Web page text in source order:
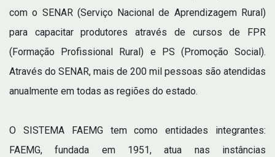
com o SENAR (Serviço Nacional de Aprendizagem Rural)
para capacitar produtores através de cursos de FPR
(Formação Profissional Rural) e PS (Promoção Social).
Através do SENAR, mais de 200 mil pessoas são atendidas
anualmente em todas as regiões do estado.
O SISTEMA FAEMG tem como entidades integrantes:
FAEMG, fundada em 1951, atua nas instâncias